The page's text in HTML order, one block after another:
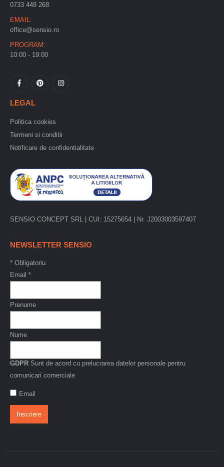
0733 448 268
EMAIL:
office@sensio.ro
PROGRAM:
10:00 - 19:00
LEGAL
Politica cookies
Termeni si conditii
Notificare de confidentialitate
SENSIO CONCEPT SRL | CUI: 15275654 | Nr. J2003003597407
NEWSLETTER SENSIO
* Obligatoriu
Email *
Prenume
Nume
GDPR Sunt de acord cu prelucrarea datelor personale pentru
comunicari comerciale
Email